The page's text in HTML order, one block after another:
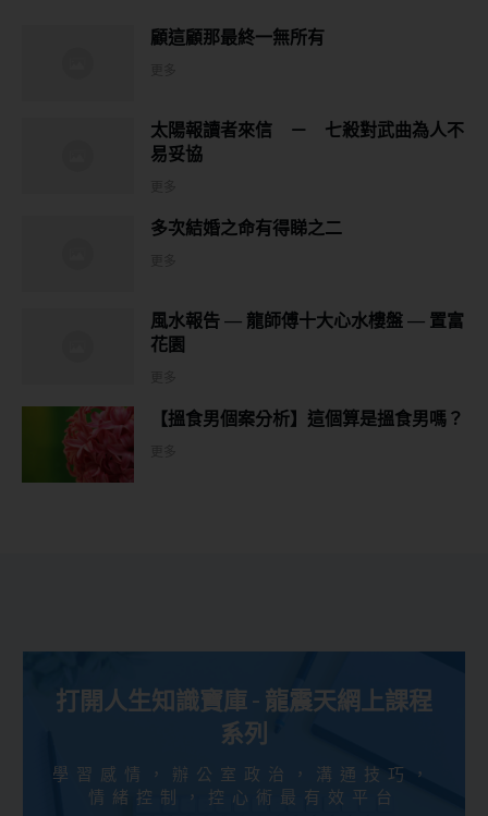
顧這顧那最終一無所有
太陽報讀者來信 － 七殺對武曲為人不
易妥協
多次結婚之命有得睇之二
風水報告 — 龍師傅十大心水樓盤 — 置富
花園
【搵食男個案分析】這個算是搵食男嗎？
打開人生知識寶庫 - 龍震天網上課程
系列
學習感情，辦公室政治，溝通技巧，
情緒控制，控心術最有效平台